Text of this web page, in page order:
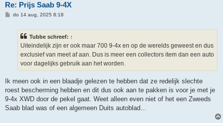
Re: Prijs Saab 9-4X
Bdo 14 aug, 2025 8:18
Tubbe schreef: ↑
Uiteindelijk zijn er ook maar 700 9-4x en op de werelds geweest en dus
exclusief van meet af aan. Dus is meer een collectors item dan een auto
voor dagelijks gebruik aan het worden.
Ik meen ook in een blaadje gelezen te hebben dat ze redelijk slechte
roest bescherming hebben en dit dus ook aan te pakken is voor je met je
9-4x XWD door de pekel gaat. Weet alleen even niet of het een Zweeds
Saab blad was of een algemeen Duits autoblad...